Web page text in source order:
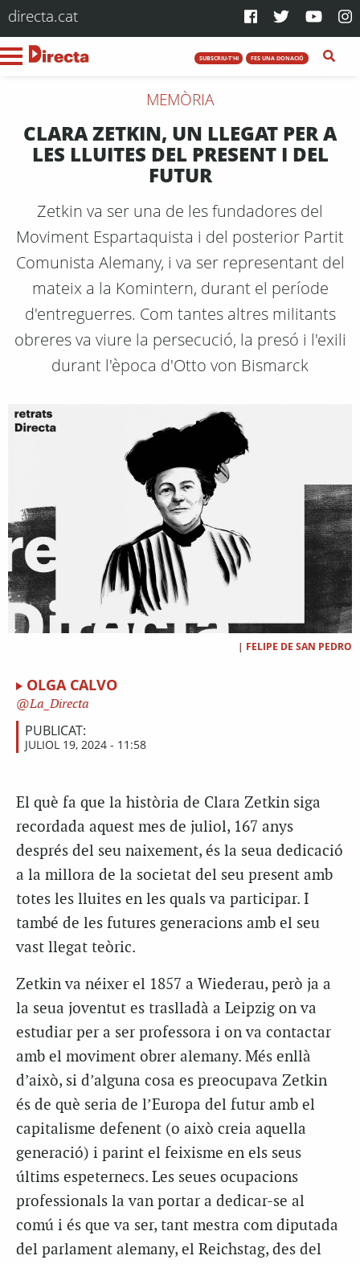
directa.cat
SUBSCRIU-T'HI FES UNA DONACIÓ
MEMÒRIA
CLARA ZETKIN, UN LLEGAT PER A
LES LLUITES DEL PRESENT I DEL
FUTUR
Zetkin va ser una de les fundadores del
Moviment Espartaquista i del posterior Partit
Comunista Alemany, i va ser representant del
mateix a la Komintern, durant el període
d'entreguerres. Com tantes altres militants
obreres va viure la persecució, la presó i l'exili
durant l'època d'Otto von Bismarck
| FELIPE DE SAN PEDRO
OLGA CALVO
La_Directa
PUBLICAT:
JULIOL 19, 2024 - 11:58
El què fa que la història de Clara Zetkin siga
recordada aquest mes de juliol, 167 anys
després del seu naixement, és la seua dedicació
a la millora de la societat del seu present amb
totes les lluites en les quals va participar. I
també de les futures generacions amb el seu
vast llegat teòric.
Zetkin va néixer el 1857 a Wiederau, però ja a
la seua joventut es traslladà a Leipzig on va
estudiar per a ser professora i on va contactar
amb el moviment obrer alemany. Més enllà
d’això, si d’alguna cosa es preocupava Zetkin
és de què seria de l’Europa del futur amb el
capitalisme defenent (o això creia aquella
generació) i parint el feixisme en els seus
últims espeternecs. Les seues ocupacions
professionals la van portar a dedicar-se al
comú i és que va ser, tant mestra com diputada
del parlament alemany, el Reichstag, des del